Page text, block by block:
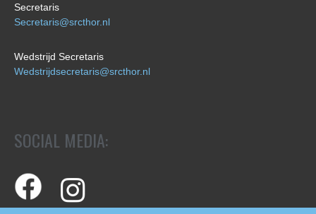
Secretaris
Secretaris@srcthor.nl
Wedstrijd Secretaris
Wedstrijdsecretaris@srcthor.nl
SOCIAL MEDIA: